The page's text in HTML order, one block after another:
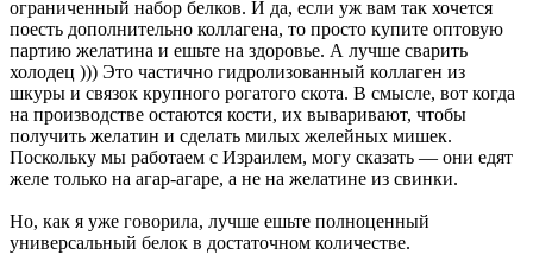
ограниченный набор белков. И да, если уж вам так хочется
поесть дополнительно коллагена, то просто купите оптовую
партию желатина и ешьте на здоровье. А лучше сварить
холодец ))) Это частично гидролизованный коллаген из
шкуры и связок крупного рогатого скота. В смысле, вот когда
на производстве остаются кости, их вываривают, чтобы
получить желатин и сделать милых желейных мишек.
Поскольку мы работаем с Израилем, могу сказать — они едят
желе только на агар-агаре, а не на желатине из свинки.
Но, как я уже говорила, лучше ешьте полноценный
универсальный белок в достаточном количестве.